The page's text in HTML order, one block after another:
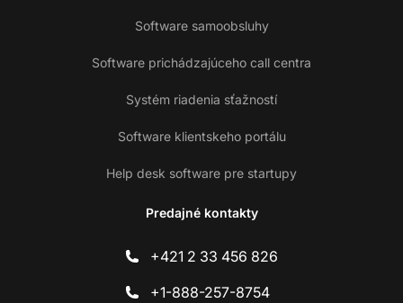
Software samoobsluhy
Software prichádzajúceho call centra
Systém riadenia sťažností
Software klientskeho portálu
Help desk software pre startupy
Predajné kontakty
+421 2 33 456 826
+1-888-257-8754